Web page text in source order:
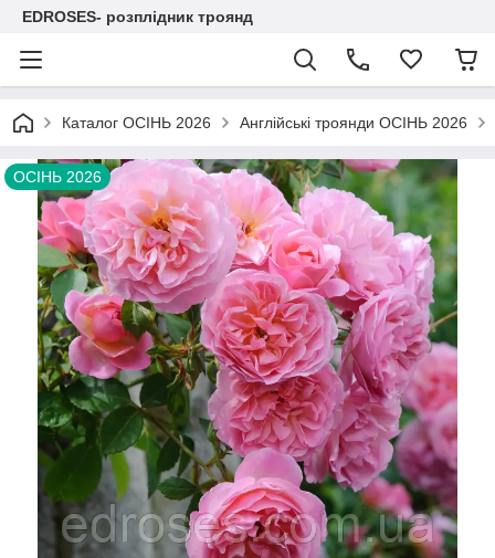
EDROSES- розплідник троянд
Каталог ОСІНЬ 2026 Англійські троянди ОСІНЬ 2026
ОСІНЬ 2026